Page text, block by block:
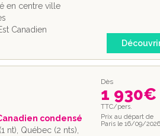
en centre ville
Canadien
condensé
nt), Québec (2 nts),
Dès
1 930€
TTC/pers.
Prix au départ de
Paris le 16/09/2026